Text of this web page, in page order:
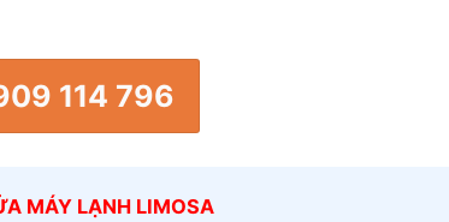
114 796
MÁY LẠNH LIMOSA